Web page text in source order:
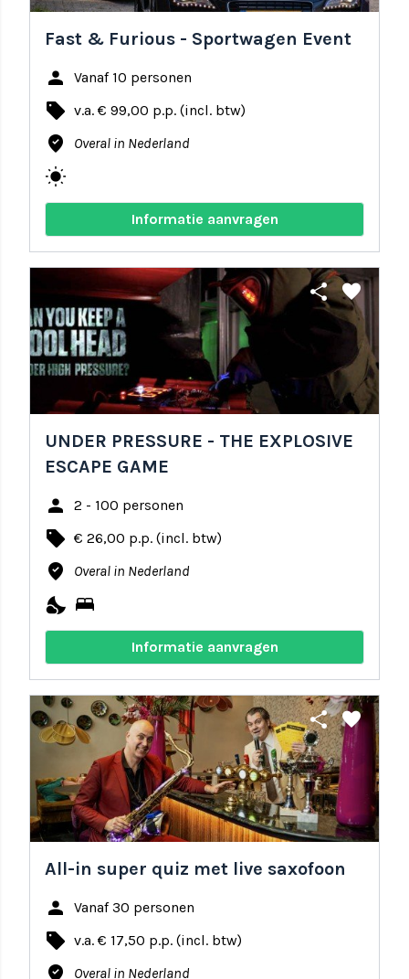
Fast & Furious - Sportwagen Event
person Vanaf 10 personen
local_offer v.a. € 99,00 p.p. (incl. btw)
where_to_vote Overal in Nederland
wb_sunny
Informatie aanvragen
share favorite
UNDER PRESSURE - THE EXPLOSIVE
ESCAPE GAME
person 2 - 100 personen
local_offer € 26,00 p.p. (incl. btw)
where_to_vote Overal in Nederland
nights_stay bed
Informatie aanvragen
share favorite
All-in super quiz met live saxofoon
person Vanaf 30 personen
local_offer v.a. € 17,50 p.p. (incl. btw)
where_to_vote Overal in Nederland